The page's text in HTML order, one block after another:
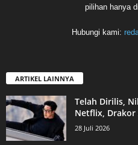
pilihan hanya
Hubungi kami:
ARTIKEL LAINNYA
Telah Dirilis,
Netflix, Drakor
28 Juli 2026